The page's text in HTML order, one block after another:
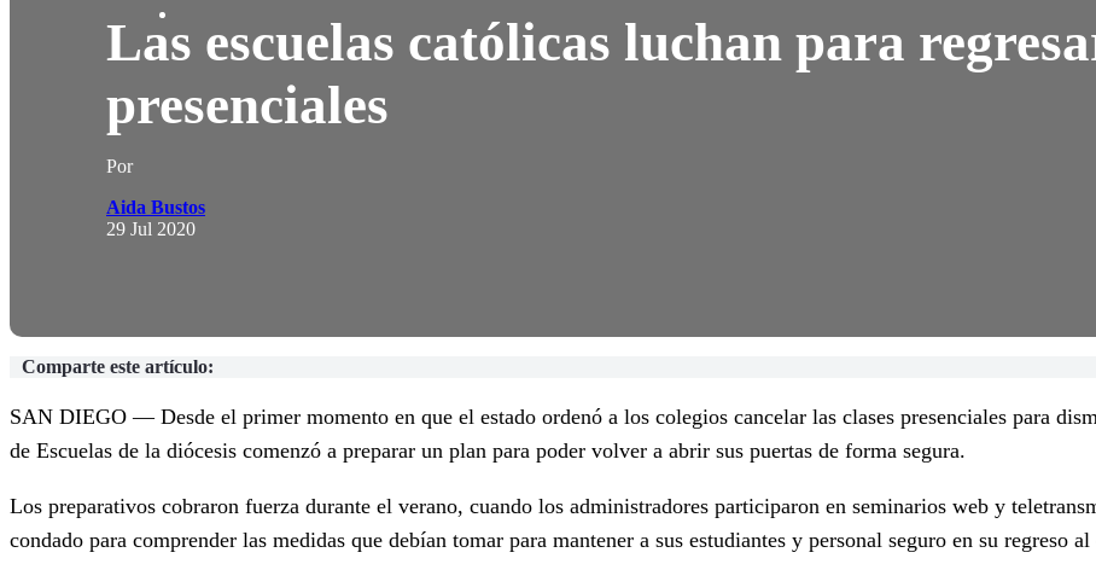
Las escuelas católicas luchan para
presenciales
Por
Aida Bustos
29 Jul 2020
Comparte este artículo:
SAN DIEGO — Desde el primer momento en que el estado ordenó a los colegios cancelar las clases presenciales para
de Escuelas de la diócesis comenzó a preparar un plan para poder volver a abrir sus puertas de forma segura.
Los preparativos cobraron fuerza durante el verano, cuando los administradores participaron en seminarios web y
condado para comprender las medidas que debían tomar para mantener a sus estudiantes y personal seguro en su regreso